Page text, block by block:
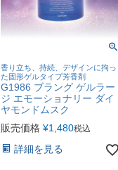
香り立ち、持続、デザインに拘っ
た固形ゲルタイプ芳香剤
G1986 ブラング ゲルラー
ジ エモーショナリー ダイ
ヤモンドムスク
販売価格 ¥1,480税込
詳細を見る